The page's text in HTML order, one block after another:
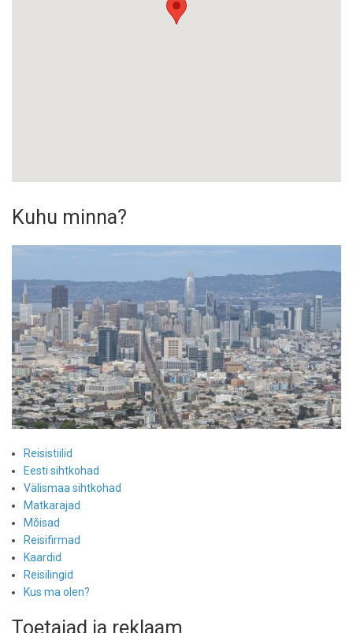
Kuhu minna?
Reisistiilid
Eesti sihtkohad
Välismaa sihtkohad
Matkarajad
Mõisad
Reisifirmad
Kaardid
Reisilingid
Kus ma olen?
Toetajad ja reklaam